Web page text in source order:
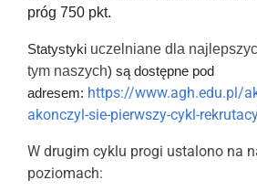
próg 750 pkt.
Statystyki uczelniane dla
tym naszych) są dostępne pod
adresem: https://www.agh.edu.pl/
akonczyl-sie-pierwszy-cykl-
W drugim cyklu progi ustalono na
poziomach: